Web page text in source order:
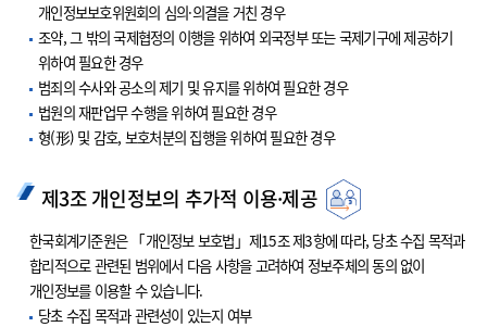
개인정보보호위원회의 심의·의결을 거친 경우
조약, 그 밖의 국제협정의 이행을 위하여 외국정부 또는 국제기구에 제공하기
위하여 필요한 경우
범죄의 수사와 공소의 제기 및 유지를 위하여 필요한 경우
법원의 재판업무 수행을 위하여 필요한 경우
형(形) 및 감호, 보호처분의 집행을 위하여 필요한 경우
제3조 개인정보의 추가적 이용·제공
한국회계기준원은 「개인정보 보호법」제15조 제3항에 따라, 당초 수집 목적과
합리적으로 관련된 범위에서 다음 사항을 고려하여 정보주체의 동의 없이
개인정보를 이용할 수 있습니다.
당초 수집 목적과 관련성이 있는지 여부